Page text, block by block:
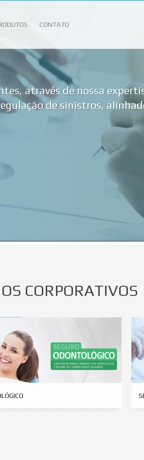
CONTATO
através de nossa
de sinistros,
CORPORATIVOS